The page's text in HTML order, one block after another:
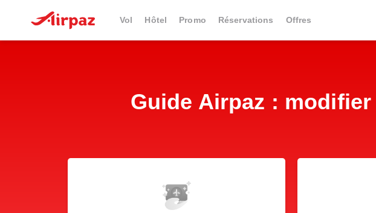
Vol Hôtel Promo Réservations Offres
Guide Airpaz :